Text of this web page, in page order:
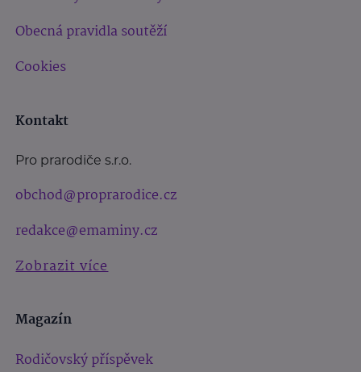
Obecná pravidla soutěží
Cookies
Kontakt
Pro prarodiče s.r.o.
obchod@proprarodice.cz
redakce@emaminy.cz
Zobrazit více
Magazín
Rodičovský příspěvek